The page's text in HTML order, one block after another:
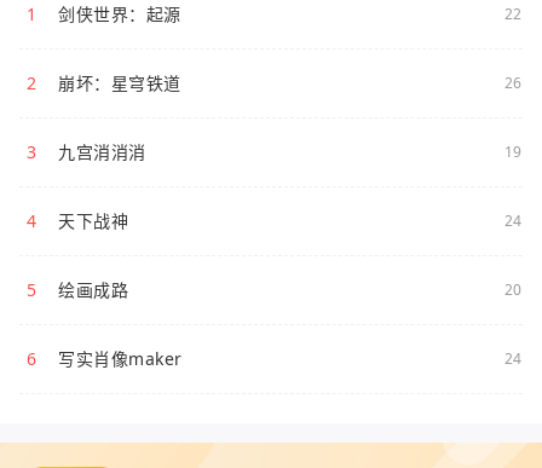
1 剑侠世界：起源 22
2 崩坏：星穹铁道 26
3 九宫消消消 19
4 天下战神 24
5 绘画成路 20
6 写实肖像maker 24